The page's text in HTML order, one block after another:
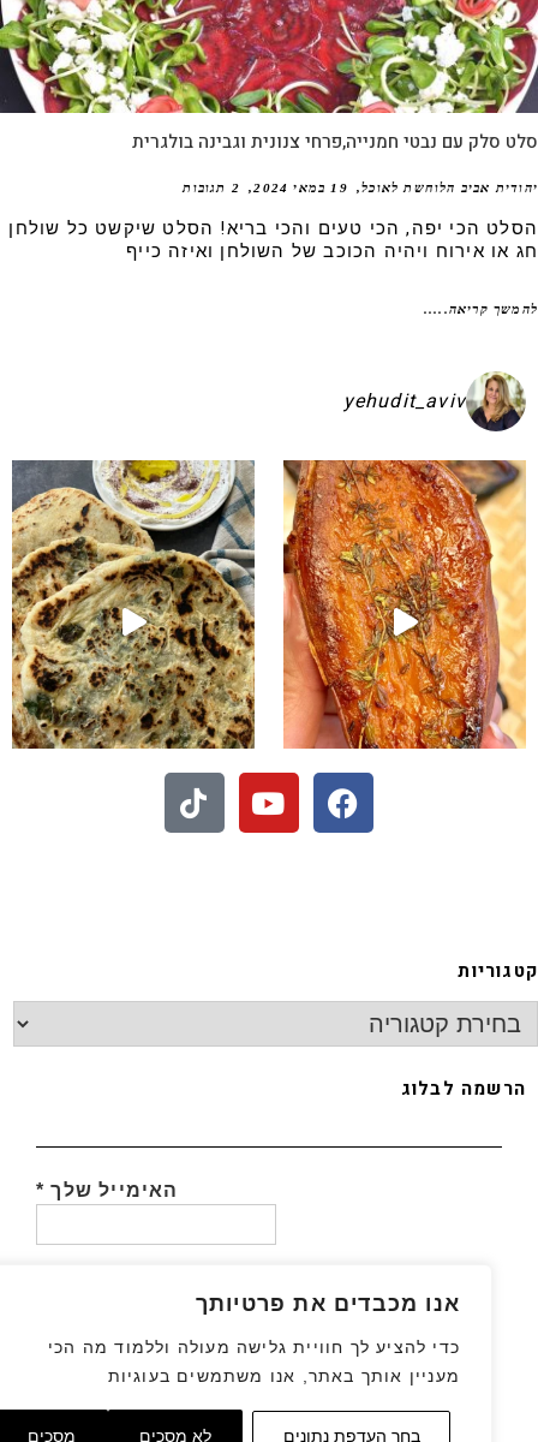
אנו מכבדים את פרטיותך
כדי להציע לך חוויית גלישה מעולה וללמוד מה הכי
מעניין אותך באתר, אנו משתמשים בעוגיות
בחר העדפת נתונים לא מסכים מסכים
סלק עם נבטי חמנייה,פרחי צנונית וגבינה בולגרית
אביב הלוחשת לאוכל 19 במאי 2024 2 תגובות
הכי יפה, הכי טעים והכי בריא! הסלט שיקשט כל שולחן
או אירוח ויהיה הכוכב של השולחן ואיזה כייף
קריאה.....
yehudit_aviv
בפיתות היסטריות
חיתוכיות ריבה וקוקוס
לבלוג
האימייל שלך*
גלילה